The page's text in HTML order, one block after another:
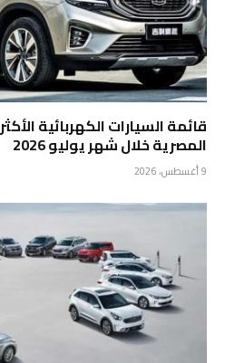
قائمة السيارات الكهربائية
المصرية خلال شهر يوليو 2026
9 أغسطس، 2026